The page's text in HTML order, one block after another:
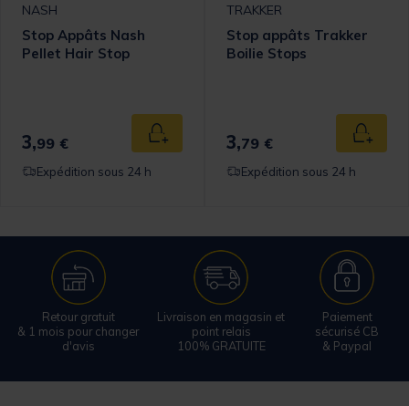
panier
NASH
Stop Appâts Nash
Pellet Hair Stop
3,99 € Ajouter au panier
Expédition sous 24 h
TRAKKER
Stop appâts Trakker
Boilie Stops
3,79 €
Expédition sous 24 h
Retour gratuit
& 1 mois pour changer
d'avis
Livraison en magasin et
point relais
100% GRATUITE
Paiement
sécurisé CB
& Paypal